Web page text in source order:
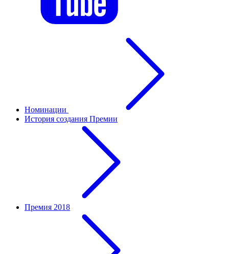
Номинации
История создания Премии
Премия 2018